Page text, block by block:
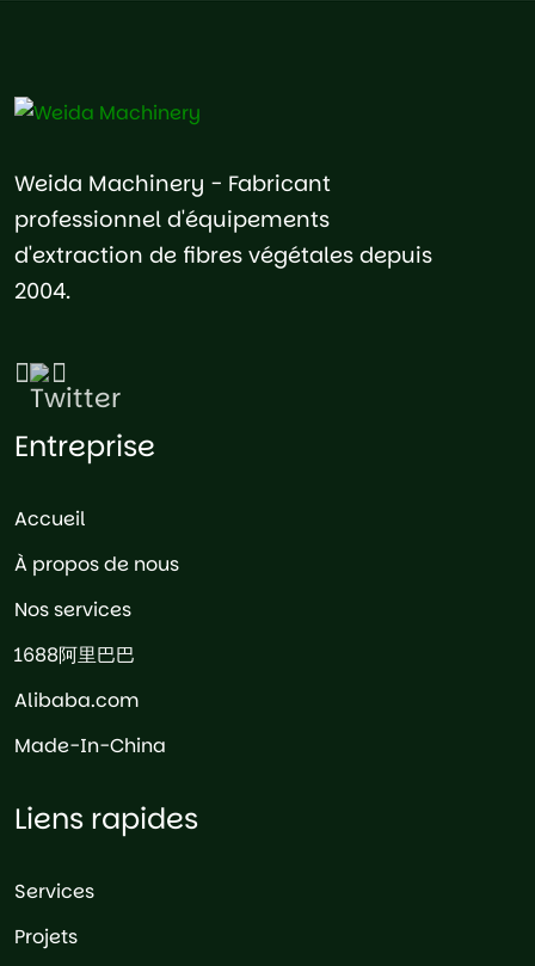
Weida Machinery - Fabricant
professionnel d'équipements
d'extraction de fibres végétales depuis
2004.
Entreprise
Accueil
À propos de nous
Nos services
1688阿里巴巴
Alibaba.com
Made-In-China
Liens rapides
Services
Projets